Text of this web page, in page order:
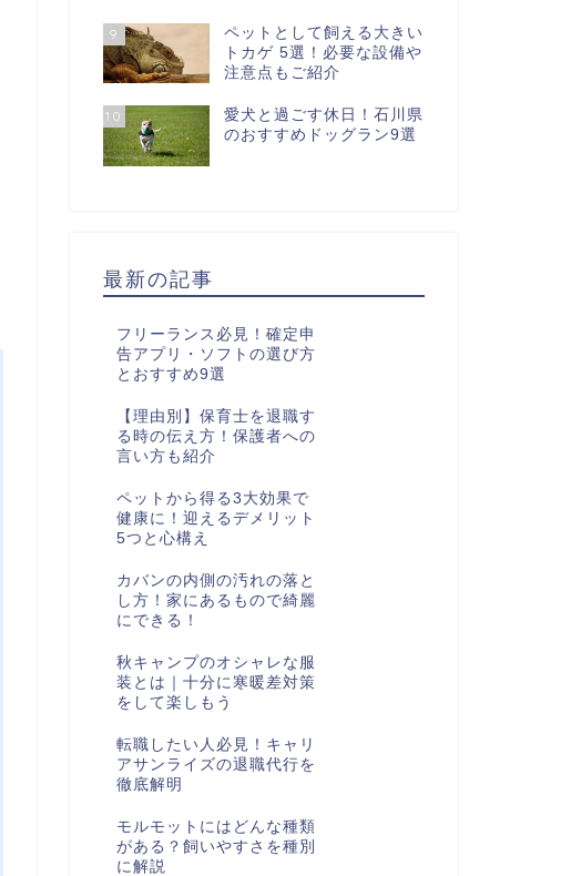
9
ペットとして飼える大きい
トカゲ 5選！必要な設備や
注意点もご紹介
10
愛犬と過ごす休日！石川県
のおすすめドッグラン9選
最新の記事
フリーランス必見！確定申
告アプリ・ソフトの選び方
とおすすめ9選
【理由別】保育士を退職す
る時の伝え方！保護者への
言い方も紹介
ペットから得る3大効果で
健康に！迎えるデメリット
5つと心構え
カバンの内側の汚れの落と
し方！家にあるもので綺麗
にできる！
秋キャンプのオシャレな服
装とは｜十分に寒暖差対策
をして楽しもう
転職したい人必見！キャリ
アサンライズの退職代行を
徹底解明
モルモットにはどんな種類
がある？飼いやすさを種別
に解説